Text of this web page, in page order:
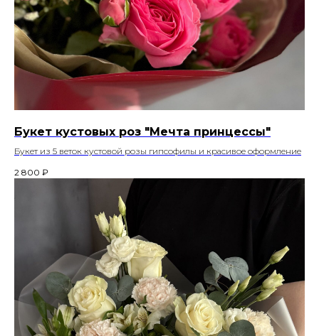
Букет кустовых роз "Мечта принцессы"
Букет из 5 веток кустовой розы гипсофилы и красивое оформление
2 800 ₽